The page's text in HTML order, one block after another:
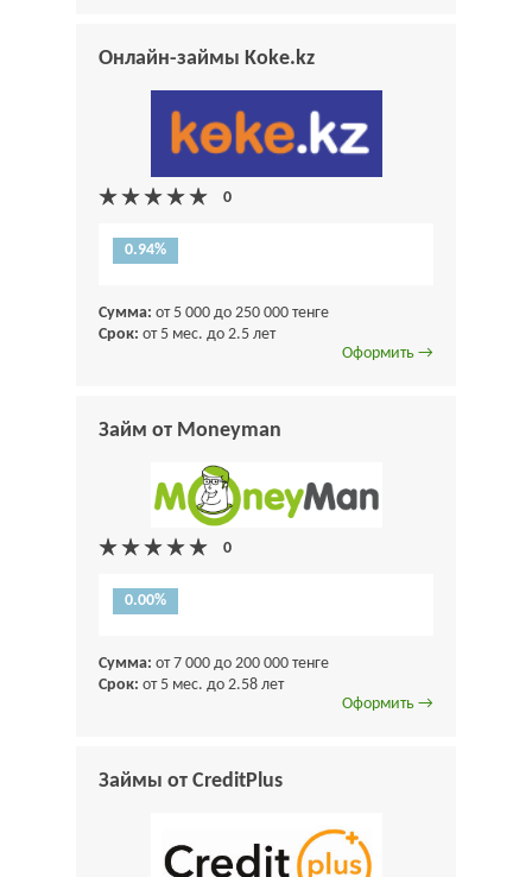
Онлайн-займы Koke.kz
0.94%
Сумма: от 5 000 до 250 000 тенге
Срок: от 5 мес. до 2.5 лет
Оформить →
Займ от Moneyman
0.00%
Сумма: от 7 000 до 200 000 тенге
Срок: от 5 мес. до 2.58 лет
Оформить →
Займы от CreditPlus